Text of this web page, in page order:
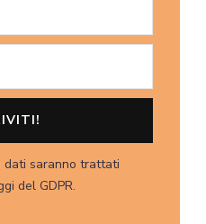
dati saranno trattati
del GDPR.